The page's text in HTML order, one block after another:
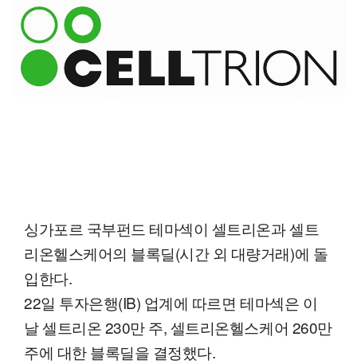
싱가포르 국부펀드 테마섹이 셀트리온과 셀트
리온헬스케어의 블록딜(시간 외 대량거래)에 돌
입한다.
22일 투자은행(IB) 업계에 따르면 테마섹은 이
날 셀트리온 230만 주, 셀트리온헬스케어 260만
주에 대한 블록딜을 결정했다.